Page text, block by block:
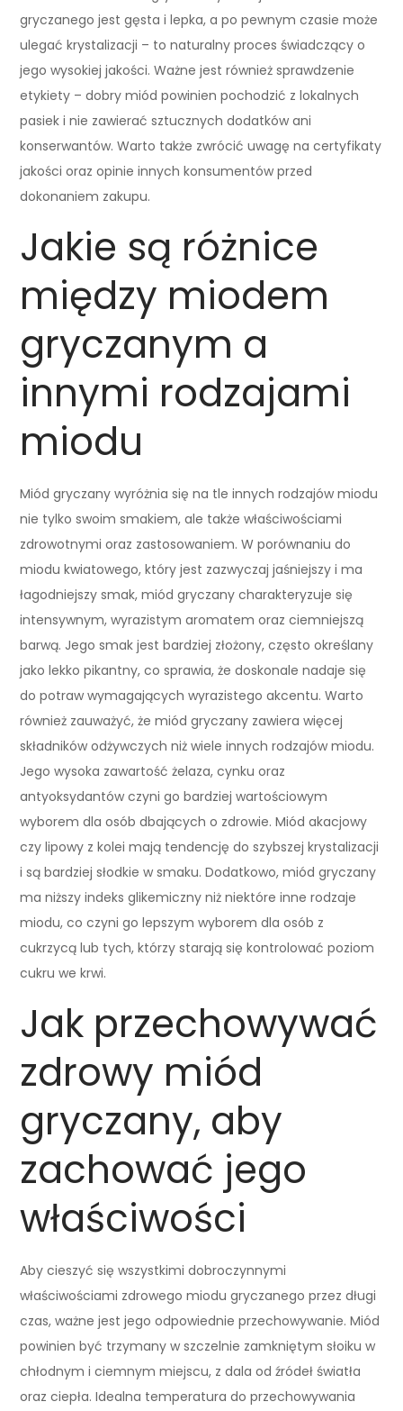
gryczanego jest gęsta i lepka, a po pewnym czasie może
ulegać krystalizacji – to naturalny proces świadczący o
jego wysokiej jakości. Ważne jest również sprawdzenie
etykiety – dobry miód powinien pochodzić z lokalnych
pasiek i nie zawierać sztucznych dodatków ani
konserwantów. Warto także zwrócić uwagę na certyfikaty
jakości oraz opinie innych konsumentów przed
dokonaniem zakupu.
Jakie są różnice
między miodem
gryczanym a
innymi rodzajami
miodu
Miód gryczany wyróżnia się na tle innych rodzajów miodu
nie tylko swoim smakiem, ale także właściwościami
zdrowotnymi oraz zastosowaniem. W porównaniu do
miodu kwiatowego, który jest zazwyczaj jaśniejszy i ma
łagodniejszy smak, miód gryczany charakteryzuje się
intensywnym, wyrazistym aromatem oraz ciemniejszą
barwą. Jego smak jest bardziej złożony, często określany
jako lekko pikantny, co sprawia, że doskonale nadaje się
do potraw wymagających wyrazistego akcentu. Warto
również zauważyć, że miód gryczany zawiera więcej
składników odżywczych niż wiele innych rodzajów miodu.
Jego wysoka zawartość żelaza, cynku oraz
antyoksydantów czyni go bardziej wartościowym
wyborem dla osób dbających o zdrowie. Miód akacjowy
czy lipowy z kolei mają tendencję do szybszej krystalizacji
i są bardziej słodkie w smaku. Dodatkowo, miód gryczany
ma niższy indeks glikemiczny niż niektóre inne rodzaje
miodu, co czyni go lepszym wyborem dla osób z
cukrzycą lub tych, którzy starają się kontrolować poziom
cukru we krwi.
Jak przechowywać
zdrowy miód
gryczany, aby
zachować jego
właściwości
Aby cieszyć się wszystkimi dobroczynnymi
właściwościami zdrowego miodu gryczanego przez długi
czas, ważne jest jego odpowiednie przechowywanie. Miód
powinien być trzymany w szczelnie zamkniętym słoiku w
chłodnym i ciemnym miejscu, z dala od źródeł światła
oraz ciepła. Idealna temperatura do przechowywania